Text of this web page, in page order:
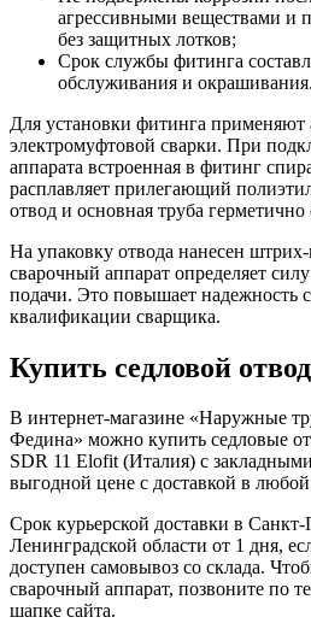
агрессивными веществами и
без защитных лотков;
Срок службы фитинга
обслуживания и окрашивания.
Для установки фитинга применяют
электромуфтовой сварки. При
аппарата встроенная в фитинг
расплавляет прилегающий
отвод и основная труба
На упаковку отвода нанесен
сварочный аппарат определяет
подачи. Это повышает надежность
квалификации сварщика.
Купить седловой
В интернет-магазине «Наружные
Федина» можно купить седловые
SDR 11 Elofit (Италия) с
выгодной цене с доставкой в
Срок курьерской доставки в Санкт-
Ленинградской области от 1 дня,
доступен самовывоз со склада.
сварочный аппарат, позвоните по
шапке сайта.